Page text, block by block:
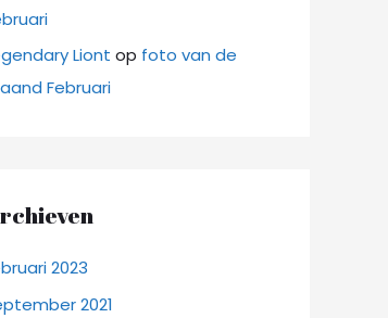
Liont op foto van de
Februari
2023
2021